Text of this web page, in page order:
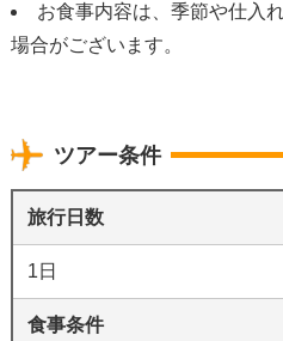
お食事内容は、季節や仕入
場合がございます。
ツアー条件
旅行日数
1日
食事条件